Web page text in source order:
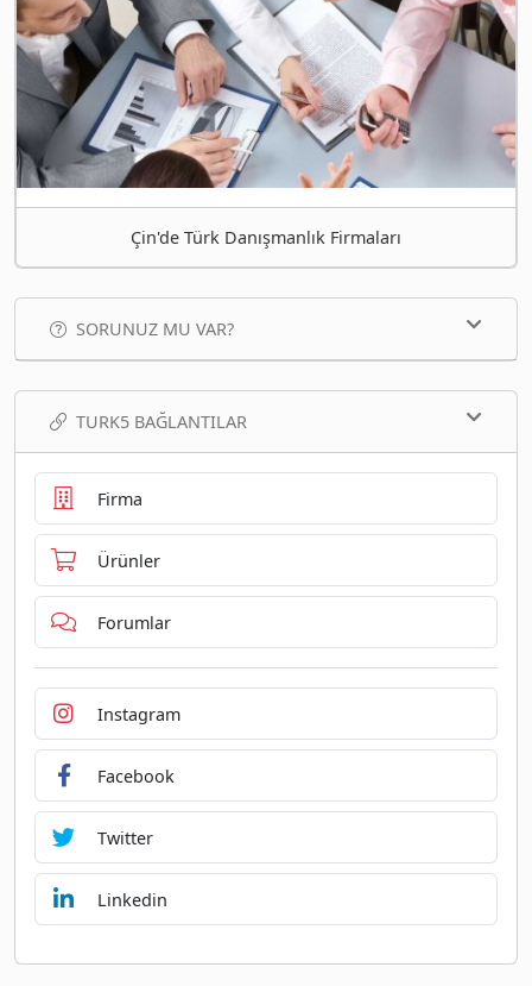
Çin'de Türk Danışmanlık Firmaları
SORUNUZ MU VAR?
TURK5 BAĞLANTILAR
Firma
Ürünler
Forumlar
Instagram
Facebook
Twitter
Linkedin